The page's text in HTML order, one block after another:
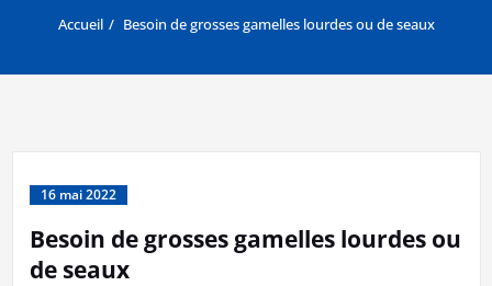
Accueil Besoin de grosses gamelles lourdes ou de seaux
16 mai 2022
Besoin de grosses gamelles lourdes ou
de seaux